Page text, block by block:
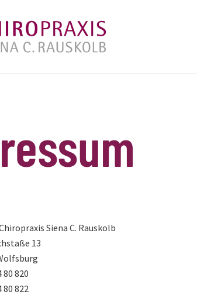
Siena C. Rauskolb
13
820
80 822